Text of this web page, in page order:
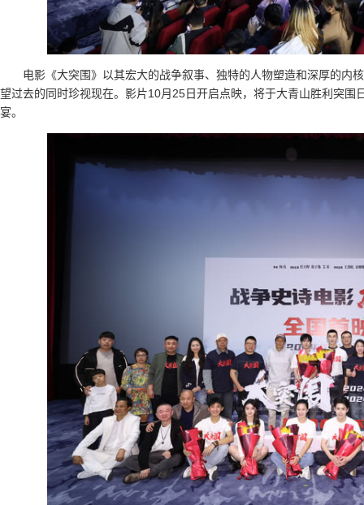
电影《大突围》以其宏大的战争叙事、独特的人物塑造和深厚的内
望过去的同时珍视现在。影片10月25日开启点映，将于大青山胜利突
宴。